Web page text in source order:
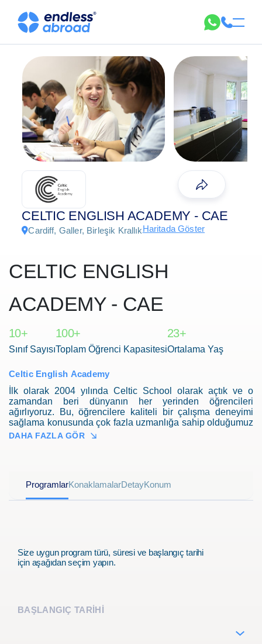
CELTIC ENGLISH ACADEMY - CAE
Cardiff, Galler, Birleşik KrallıkHaritada Göster
CELTIC ENGLISH
ACADEMY - CAE
10+
Sınıf Sayısı
100+
Toplam Öğrenci Kapasitesi
23+
Ortalama Yaş
Celtic English Academy
İlk olarak 2004 yılında Celtic School olarak açtık ve o
zamandan beri dünyanın her yerinden öğrencileri
ağırlıyoruz. Bu, öğrencilere kaliteli bir çalışma deneyimi
sağlama konusunda çok fazla uzmanlığa sahip olduğumuz
anlamına gelir. Mükemmel temel öğretim ekibimiz,
DAHA FAZLA GÖR
ProgramlarKonaklamalarDetayKonum
Size uygun program türü, süresi ve başlangıç tarihi
için aşağıdan seçim yapın.
BAŞLANGIÇ TARİHİ